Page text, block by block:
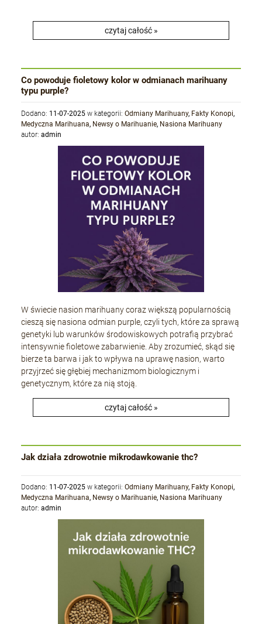
czytaj całość »
Co powoduje fioletowy kolor w odmianach marihuany
typu purple?
Dodano: 11-07-2025 w kategorii:Odmiany Marihuany, Fakty Konopi,
Medyczna Marihuana, Newsy o Marihuanie, Nasiona Marihuany
autor:admin
W świecie nasion marihuany coraz większą popularnością
cieszą się nasiona odmian purple, czyli tych, które za sprawą
genetyki lub warunków środowiskowych potrafią przybrać
intensywnie fioletowe zabarwienie. Aby zrozumieć, skąd się
bierze ta barwa i jak to wpływa na uprawę nasion, warto
przyjrzeć się głębiej mechanizmom biologicznym i
genetycznym, które za nią stoją.
czytaj całość »
Jak działa zdrowotnie mikrodawkowanie thc?
Dodano: 11-07-2025 w kategorii:Odmiany Marihuany, Fakty Konopi,
Medyczna Marihuana, Newsy o Marihuanie, Nasiona Marihuany
autor:admin